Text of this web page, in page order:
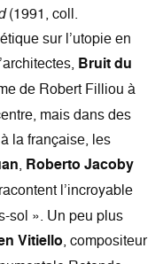
(1991, coll.
sur l’utopie en
Bruit du
de Robert Filliou à
mais dans des
la française, les
, Roberto Jacoby
l’incroyable
sol ». Un peu plus
Vitiello, compositeur